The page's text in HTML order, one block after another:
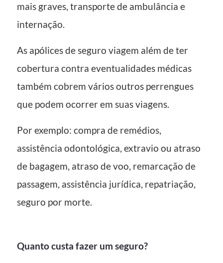
mais graves, transporte de ambulância e
internação.
As apólices de seguro viagem além de ter
cobertura contra eventualidades médicas
também cobrem vários outros perrengues
que podem ocorrer em suas viagens.
Por exemplo: compra de remédios,
assistência odontológica, extravio ou atraso
de bagagem, atraso de voo, remarcação de
passagem, assistência jurídica, repatriação,
seguro por morte.
Quanto custa fazer um seguro?